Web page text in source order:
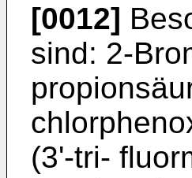
[0012]
sind: 2-
(3'-tri-